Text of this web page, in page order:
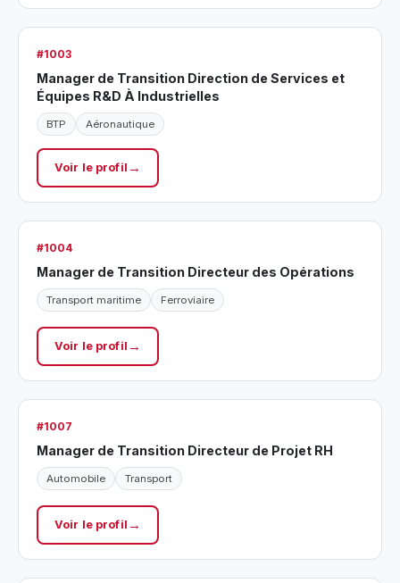
#1003
Manager de Transition Direction de Services et
Équipes R&D À Industrielles
BTP Aéronautique
Voir le profil
#1004
Manager de Transition Directeur des Opérations
Transport maritime Ferroviaire
Voir le profil
#1007
Manager de Transition Directeur de Projet RH
Automobile Transport
Voir le profil